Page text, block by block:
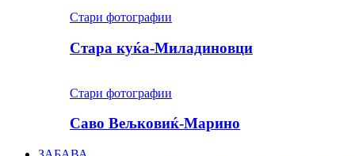
Стари фотографии
Стара куќа-Миладиновци
Стари фотографии
Саво Вељковиќ-Марино